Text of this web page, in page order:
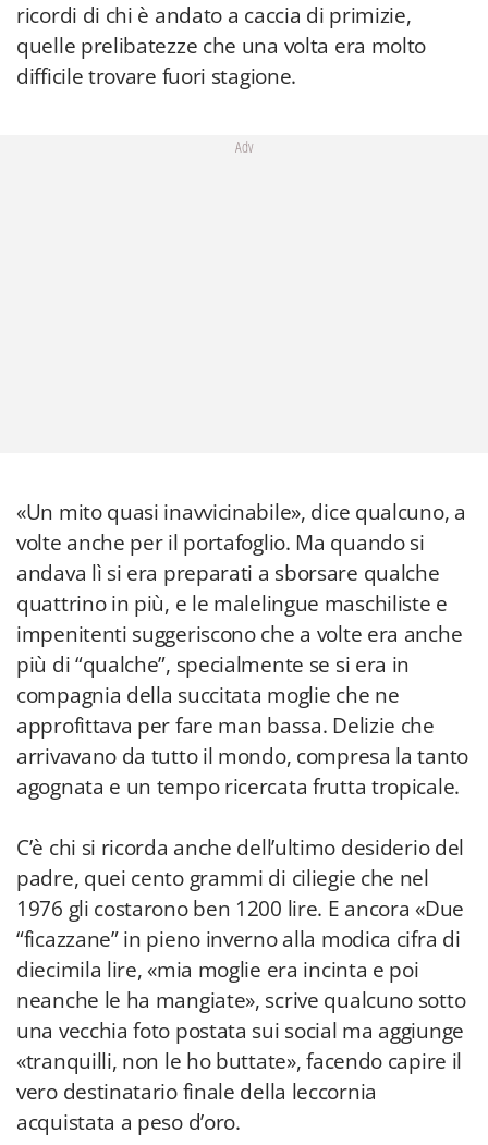
ricordi di chi è andato a caccia di primizie,
quelle prelibatezze che una volta era molto
difficile trovare fuori stagione.
Adv
«Un mito quasi inavvicinabile», dice qualcuno, a
volte anche per il portafoglio. Ma quando si
andava lì si era preparati a sborsare qualche
quattrino in più, e le malelingue maschiliste e
impenitenti suggeriscono che a volte era anche
più di “qualche”, specialmente se si era in
compagnia della succitata moglie che ne
approfittava per fare man bassa. Delizie che
arrivavano da tutto il mondo, compresa la tanto
agognata e un tempo ricercata frutta tropicale.
C’è chi si ricorda anche dell’ultimo desiderio del
padre, quei cento grammi di ciliegie che nel
1976 gli costarono ben 1200 lire. E ancora «Due
“ficazzane” in pieno inverno alla modica cifra di
diecimila lire, «mia moglie era incinta e poi
neanche le ha mangiate», scrive qualcuno sotto
una vecchia foto postata sui social ma aggiunge
«tranquilli, non le ho buttate», facendo capire il
vero destinatario finale della leccornia
acquistata a peso d’oro.